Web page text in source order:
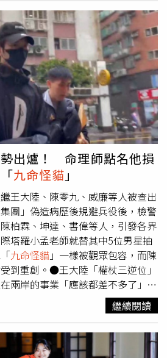
點小問題。」至於究竟是什麼小問
為什麼要告訴你！」因為網路烏龍
「死過很多次」。（圖／宜辰整合
藝圈中猝逝消息頻傳，也讓庾澄慶
《哈！真相大白了》節目中認識的
年參賽奪冠的畫面仍歷歷在目，
帶來極大震撼。庾澄慶表示：「像
相近，他除了頭髮少一點，其他看
過去總覺得人生會有一段逐漸老去的
開得太突然，「所以這種震驚、驚嚇
情就趕快做」。今年將迎來出道40
極籌備演唱會與新作品。他表示自
心態，「現在做實驗的心態又出
輕的好方法」。
出爐！ 命理師點名他損
九命怪貓 」
王大陸、陳零九、威廉等人被查出
團」偽造病歷後規避兵役後，檢警
柏霖、坤達、書偉等人，引發各界
塔羅小孟老師就替其中5位男星抽
九命怪貓 」一樣被觀眾包容，而陳
到重創。●王大陸「權杖三逆位」
兩岸的事業「應該都差不多了」，
了他的最高峰，加上他在這件事上
得「這麼不想當兵」，因此這樣的
商演。●坤達「錢幣十正位」小孟
金錢會損失，但只要在9個月之
繼續閱讀